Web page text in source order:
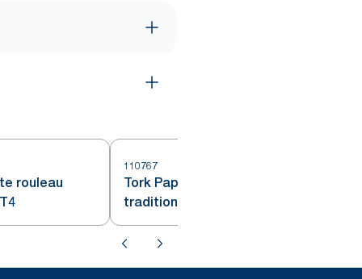
rouleau
110767
Tork Papier Toilette Rouleau
traditionnel blanc T4